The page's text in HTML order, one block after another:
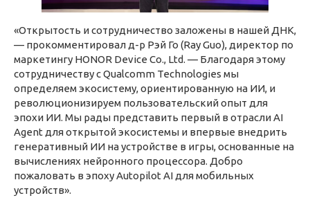
«Открытость и сотрудничество заложены в нашей ДНК,
— прокомментировал д-р Рэй Го (Ray Guo), директор по
маркетингу HONOR Device Co., Ltd. — Благодаря этому
сотрудничеству с Qualcomm Technologies мы
определяем экосистему, ориентированную на ИИ, и
революционизируем пользовательский опыт для
эпохи ИИ. Мы рады представить первый в отрасли AI
Agent для открытой экосистемы и впервые внедрить
генеративный ИИ на устройстве в игры, основанные на
вычислениях нейронного процессора. Добро
пожаловать в эпоху Autopilot AI для мобильных
устройств».